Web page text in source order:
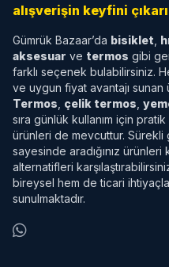
alışverişin keyfini
Gümrük Bazaar’da bisiklet
aksesuar ve termos gibi
farklı seçenek bulabilirsiniz.
ve uygun fiyat avantajı
Termos çelik termos
sıra günlük kullanım için
ürünleri de mevcuttur. Sürekli
sayesinde aradığınız
alternatifleri
bireysel hem de ticari
sunulmaktadır.